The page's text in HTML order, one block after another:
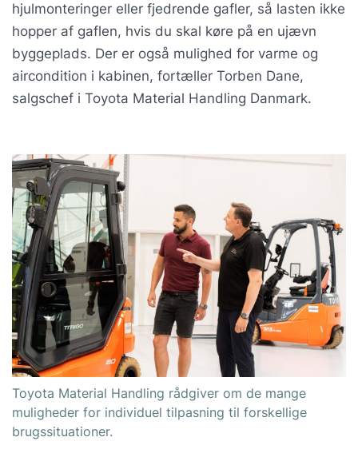
hjulmonteringer eller fjedrende gafler, så lasten ikke
hopper af gaflen, hvis du skal køre på en ujævn
byggeplads. Der er også mulighed for varme og
aircondition i kabinen, fortæller Torben Dane,
salgschef i Toyota Material Handling Danmark.
Toyota Material Handling rådgiver om de mange
muligheder for individuel tilpasning til forskellige
brugssituationer.